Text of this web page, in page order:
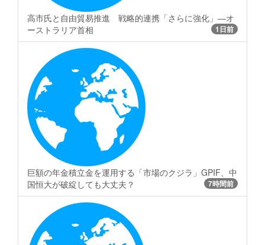
高市氏と自由貿易推進 戦略的連携「さらに強化」―オ
ーストラリア首相
1日前
巨額の年金積立金を運用する「市場のクジラ」GPIF、中
国恒大が破綻しても大丈夫？
7時間前